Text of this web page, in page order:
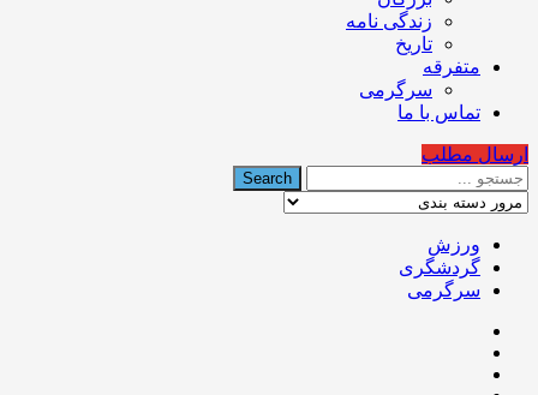
زندگی نامه
تاریخ
متفرقه
سرگرمی
تماس با ما
ارسال مطلب
ورزش
گردشگری
سرگرمی